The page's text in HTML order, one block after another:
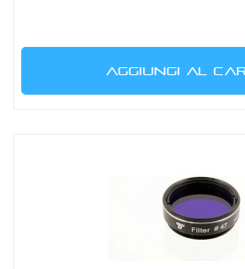
AGGIUNGI AL